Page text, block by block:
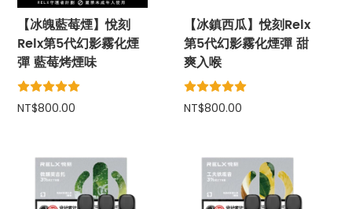
【冰魄藍莓煙】悅刻
Relx第5代幻影霧化煙
彈 藍莓烤煙味
NT$800.00
【冰鎮西瓜】悅刻Relx
第5代幻影霧化煙彈 甜
爽入喉
NT$800.00